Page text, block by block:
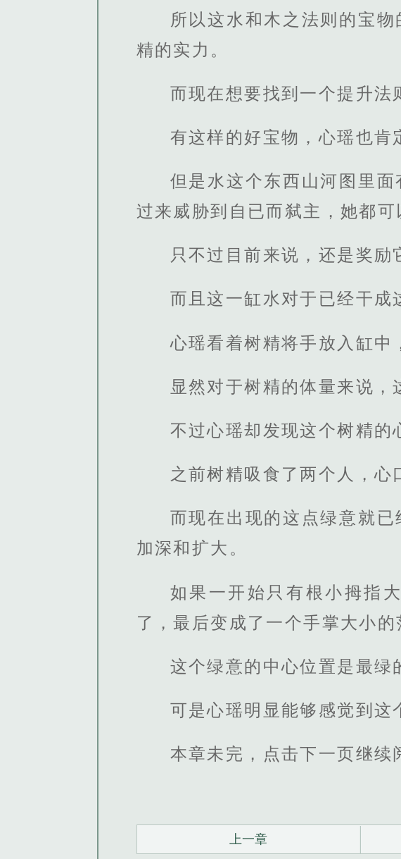
所以这水和木之法则的宝
精的实力。
而现在想要找到一个提升法
有这样的好宝物，心瑶也肯
但是水这个东西山河图里
过来威胁到自已而弑主，她都可
只不过目前来说，还是奖励
而且这一缸水对于已经干成
心瑶看着树精将手放入缸中
显然对于树精的体量来说，
不过心瑶却发现这个树精的
之前树精吸食了两个人，心
而现在出现的这点绿意就
加深和扩大。
如果一开始只有根小拇指
了，最后变成了一个手掌大小的
这个绿意的中心位置是最绿
可是心瑶明显能够感觉到这
本章未完，点击下一页继续
上一章